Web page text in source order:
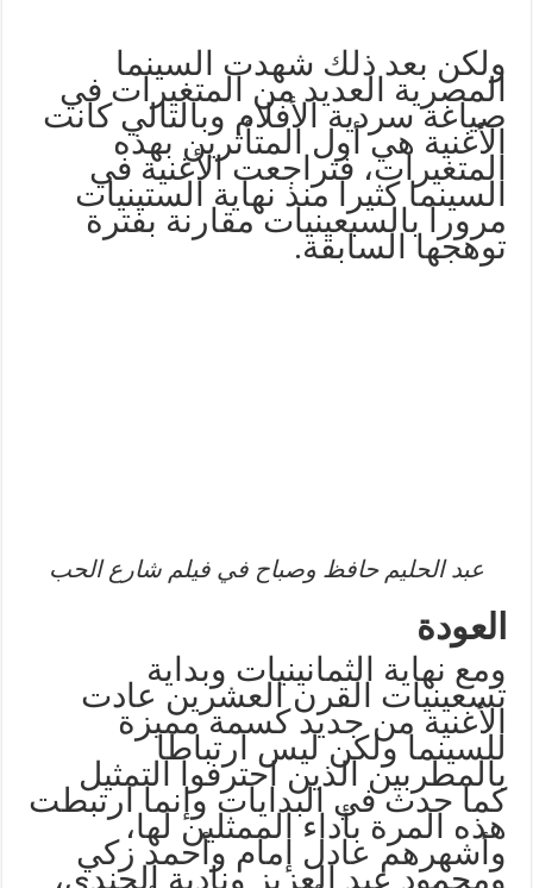
ولكن بعد ذلك شهدت السينما
المصرية العديد من المتغيرات في
صياغة سردية الأفلام وبالتالي كانت
الأغنية هي أول المتأثرين بهذه
المتغيرات، فتراجعت الأغنية في
السينما كثيرا منذ نهاية الستينيات
مرورا بالسبعينيات مقارنة بفترة
توهجها السابقة.
عبد الحليم حافظ وصباح في فيلم شارع الحب
العودة
ومع نهاية الثمانينيات وبداية
تسعينيات القرن العشرين عادت
الأغنية من جديد كسمة مميزة
للسينما ولكن ليس ارتباطا
بالمطربين الذين احترفوا التمثيل
كما حدث في البدايات وإنما ارتبطت
هذه المرة بأداء الممثلين لها،
وأشهرهم عادل إمام وأحمد زكي
ومحمود عبد العزيز ونادية الجندي،